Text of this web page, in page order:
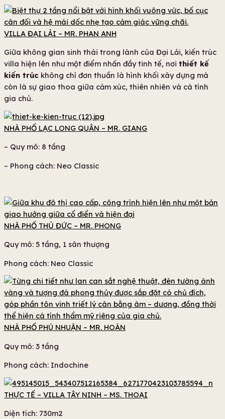
VILLA ĐẠI LẢI – MR. PHAN ANH
Giữa không gian sinh thái trong lành của Đại Lải, kiến trúc
villa hiện lên như một điểm nhấn đầy tinh tế, nơi thiết kế
kiến trúc không chỉ đơn thuần là hình khối xây dựng mà
còn là sự giao thoa giữa cảm xúc, thiên nhiên và cá tính
gia chủ.
NHÀ PHỐ LẠC LONG QUÂN – MR. GIANG
– Quy mô: 8 tầng
– Phong cách: Neo Classic
NHÀ PHỐ THỦ ĐỨC – MR. PHONG
Quy mô: 5 tầng, 1 sân thượng
Phong cách: Neo Classic
NHÀ PHỐ PHÚ NHUẬN – MR. HOÀN
Quy mô: 3 tầng
Phong cách: Indochine
THỰC TẾ – VILLA TÂY NINH – MS. THOẠI
Diện tích: 730m2